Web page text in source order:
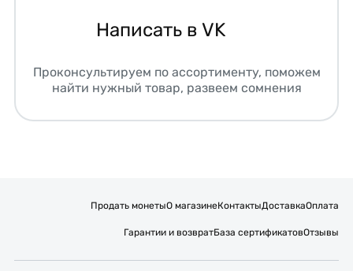
Написать в VK
Проконсультируем по ассортименту, поможем
найти нужный товар, развеем сомнения
Продать монетыО магазинеКонтактыДоставкаОплата
Гарантии и возвратБаза сертификатовОтзывы